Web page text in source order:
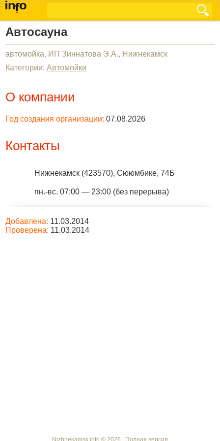
Автосауна
автомойка, ИП Зиннатова Э.А., Нижнекамск
Категории: Автомойки
О компании
Год создания организации: 07.08.2026
Контакты
Нижнекамск (423570), Сююмбике, 74Б
пн.-вс. 07:00 — 23:00 (без перерыва)
Добавлена: 11.03.2014
Проверена: 11.03.2014
Nizhnekamsk.info © 2026 | Полная версия